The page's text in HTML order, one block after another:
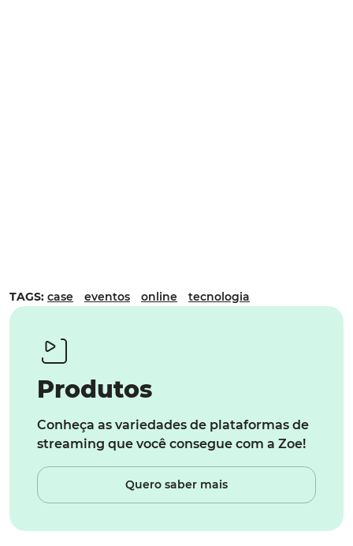
TAGS: case eventos online tecnologia
Produtos
Conheça as variedades de plataformas de
streaming que você consegue com a Zoe!
Quero saber mais